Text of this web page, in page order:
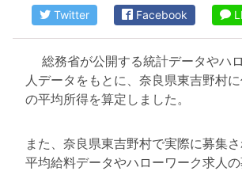
Twitter Facebook
総務省が公開する統計データやハ
人データをもとに、奈良県東吉野村
の平均所得を算定しました。
また、奈良県東吉野村で実際に募集
平均給料データやハローワーク求人